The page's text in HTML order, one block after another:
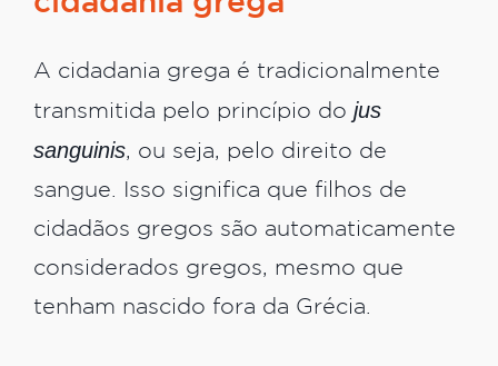
A cidadania grega é tradicionalmente
transmitida pelo princípio do jus
sanguinis, ou seja, pelo direito de
sangue. Isso significa que filhos de
cidadãos gregos são automaticamente
considerados gregos, mesmo que
tenham nascido fora da Grécia.